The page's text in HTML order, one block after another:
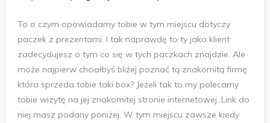
To o czym opowiadamy tobie w tym miejscu dotyczy
paczek z prezentami. I tak naprawdę to ty jako klient
zadecydujesz o tym co się w tych paczkach znajdzie. Ale
może najpierw chciałbyś bliżej poznać tą znakomitą firmę
która sprzeda tobie taki box? Jeżeli tak to my polecamy
tobie wizytę na jej znakomitej stronie internetowej. Link do
niej masz podany poniżej. W tym miejscu zawsze kiedy